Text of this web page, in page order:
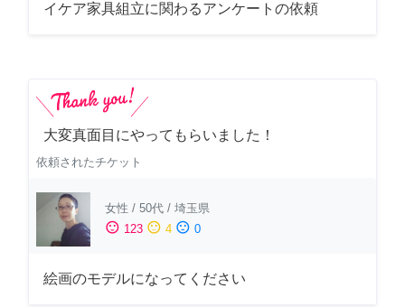
イケア家具組立に関わるアンケートの依頼
大変真面目にやってもらいました！
依頼されたチケット
女性 / 50代 / 埼玉県
sentiment_satisfied 123 sentiment_neutral 4 sentiment_dissatisfied 0
絵画のモデルになってください